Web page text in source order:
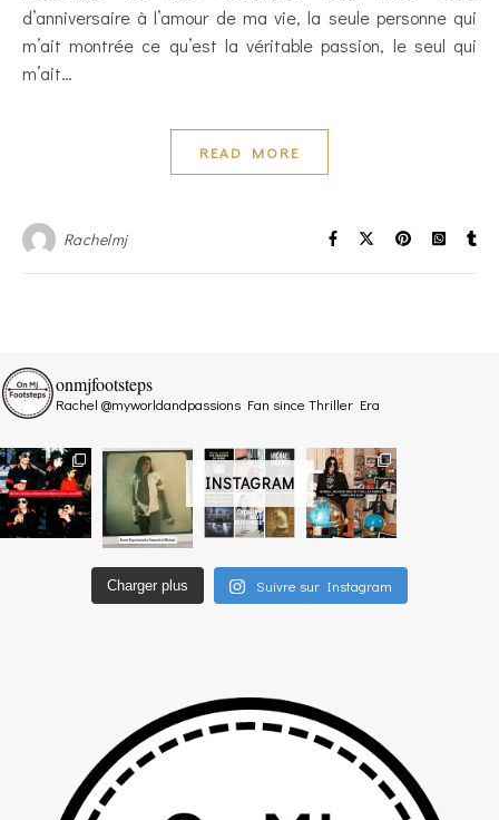
d’anniversaire à l’amour de ma vie, la seule personne qui
m’ait montrée ce qu’est la véritable passion, le seul qui
m’ait…
READ MORE
Rachelmj
INSTAGRAM
onmjfootsteps
Rachel @myworldandpassions Fan since Thriller Era
Charger plus Suivre sur Instagram